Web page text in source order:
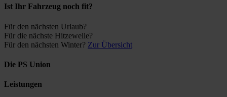
Ist Ihr Fahrzeug noch fit?
Für den nächsten Urlaub?
Für die nächste Hitzewelle?
Für den nächsten Winter? Zur Übersicht
Die PS Union
Leistungen